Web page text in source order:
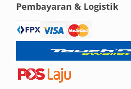
Pembayaran & Logistik